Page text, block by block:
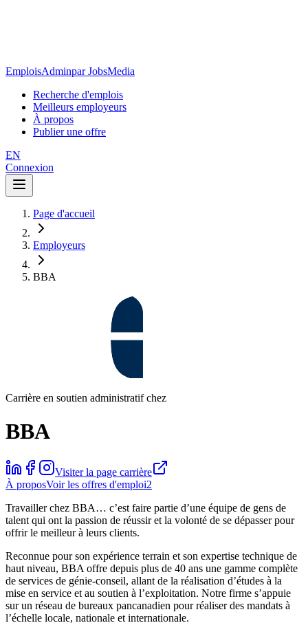
EmploisAdminpar JobsMedia
Recherche d'emplois
Meilleurs employeurs
À propos
Publier une offre
EN
Connexion
Page d'accueil
Employeurs
BBA
Carrière en soutien administratif chez
BBA
Visiter la page carrière
À proposVoir les offres d'emploi2
Travailler chez BBA… c’est faire partie d’une équipe de gens de
talent qui ont la passion de réussir et la volonté de se dépasser pour
offrir le meilleur à leurs clients.
Reconnue pour son expérience terrain et son expertise technique de
haut niveau, BBA offre depuis plus de 40 ans une gamme complète
de services de génie-conseil, allant de la réalisation d’études à la
mise en service et au soutien à l’exploitation. Notre firme s’appuie
sur un réseau de bureaux pancanadien pour réaliser des mandats à
l’échelle locale, nationale et internationale.